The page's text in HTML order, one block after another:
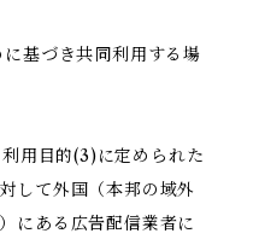
に基づき共同利用する場
用目的(3)に定められた
して外国（本邦の域外
にある広告配信業者に